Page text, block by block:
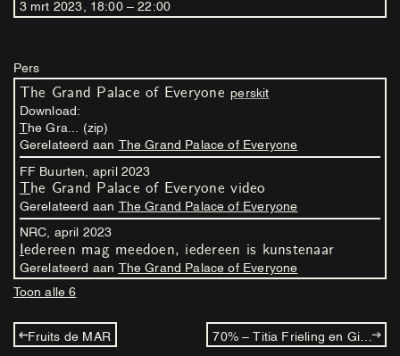
3 mrt 2023 18 :00–22 :00
Pers
The Grand Palace of Everyoneperskit
Download:
The Gra... (zip)
Gerelateerd aan The Grand Palace of Everyone
FF Buurten, april 2023
The Grand Palace of Everyone video
Gerelateerd aan The Grand Palace of Everyone
NRC, april 2023
Iedereen mag meedoen, iedereen is kunstenaar
Gerelateerd aan The Grand Palace of Everyone
Toon alle 6
Fruits de MAR 70% – Titia Frieling en Gijs Frieling